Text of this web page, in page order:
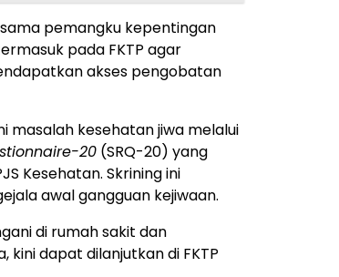
pemangku kepentingan
pada FKTP agar
akses pengobatan
masalah kesehatan jiwa melalui
20 (SRQ-20) yang
Kesehatan. Skrining ini
awal gangguan kejiwaan.
di rumah sakit dan
kini dapat dilanjutkan di FKTP